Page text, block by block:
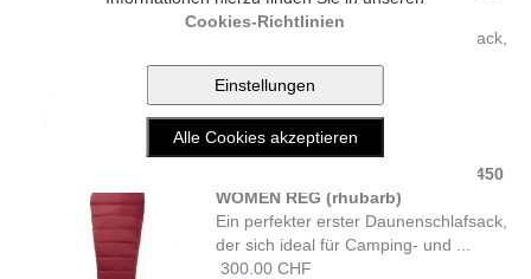
Cookies-Richtlinien
LONG (medieval blue)
Ein perfekter erster Daunenschlafsack,
der sich ideal für Camping- und ...
320.00 CHF
Mountain Equipment OLYMPUS 450
WOMEN REG (rhubarb)
Ein perfekter erster Daunenschlafsack,
der sich ideal für Camping- und ...
300.00 CHF